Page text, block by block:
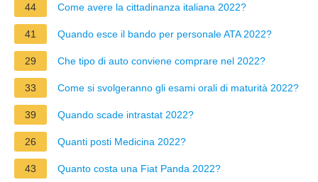
44 Come avere la cittadinanza italiana 2022?
41 Quando esce il bando per personale ATA 2022?
29 Che tipo di auto conviene comprare nel 2022?
33 Come si svolgeranno gli esami orali di maturità 2022?
39 Quando scade intrastat 2022?
26 Quanti posti Medicina 2022?
43 Quanto costa una Fiat Panda 2022?